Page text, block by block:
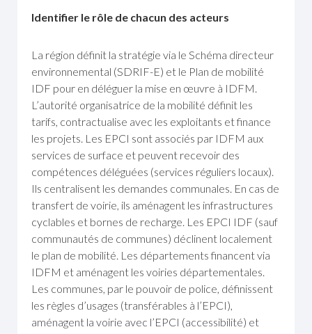
Identifier le rôle de chacun des acteurs
La région définit la stratégie via le Schéma directeur
environnemental (SDRIF-E) et le Plan de mobilité
IDF pour en déléguer la mise en œuvre à IDFM.
L’autorité organisatrice de la mobilité définit les
tarifs, contractualise avec les exploitants et finance
les projets. Les EPCI sont associés par IDFM aux
services de surface et peuvent recevoir des
compétences déléguées (services réguliers locaux).
Ils centralisent les demandes communales. En cas de
transfert de voirie, ils aménagent les infrastructures
cyclables et bornes de recharge. Les EPCI IDF (sauf
communautés de communes) déclinent localement
le plan de mobilité. Les départements financent via
IDFM et aménagent les voiries départementales.
Les communes, par le pouvoir de police, définissent
les règles d’usages (transférables à l’EPCI),
aménagent la voirie avec l’EPCI (accessibilité) et